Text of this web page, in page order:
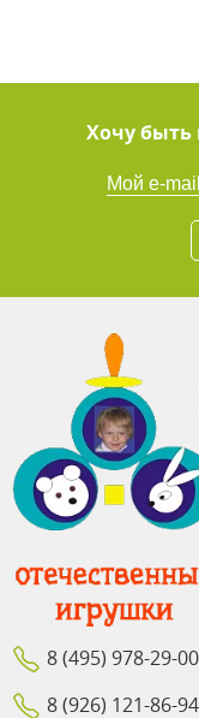
Хочу быть
8 (495) 978-29-00
8 (926) 121-86-94